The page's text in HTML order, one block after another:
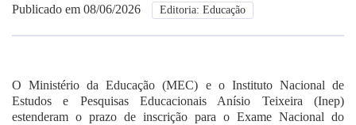
Anuncie
Fale Conosco
Publicado em 08/06/2026 Editoria: Educação
O Ministério da Educação (MEC) e o Instituto Nacional de
Estudos e Pesquisas Educacionais Anísio Teixeira (Inep)
estenderam o prazo de inscrição para o Exame Nacional do